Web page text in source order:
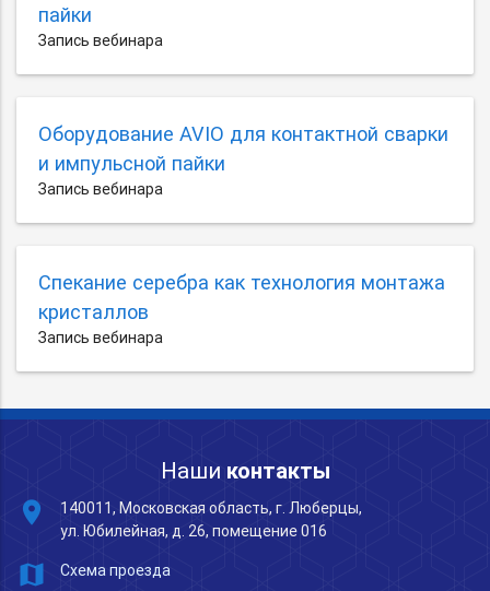
пайки
Запись вебинара
Оборудование AVIO для контактной сварки
и импульсной пайки
Запись вебинара
Спекание серебра как технология монтажа
кристаллов
Запись вебинара
Наши контакты
place
140011, Московская область, г. Люберцы,
ул. Юбилейная, д. 26, помещение 016
map Схема проезда